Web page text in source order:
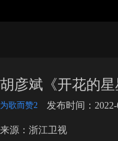
胡彦斌《开花的
为歌而赞2 发布时间：2022-
来源：浙江卫视